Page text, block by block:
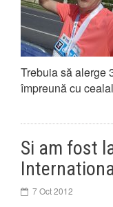
Trebuia să alerge
împreună cu
Si am fost
7 Oct 2012